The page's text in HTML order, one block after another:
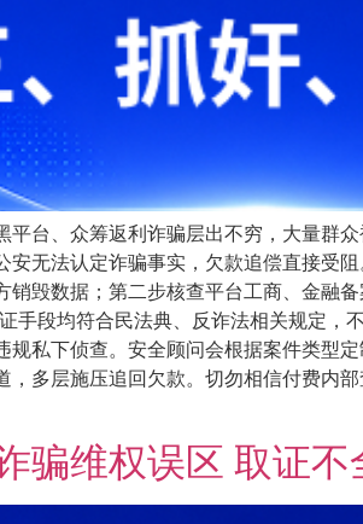
台、众筹返利诈骗层出不穷，大量群
无法认定诈骗事实，欠款追偿直接受
毁数据；第二步核查平台工商、金融
手段均符合民法典、反诈法相关规定
私下侦查。安全顾问会根据案件类型
多层施压追回欠款。切勿相信付费内
骗维权误区 取证不